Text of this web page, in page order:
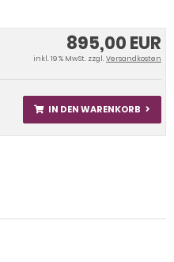
895,00 EUR
inkl. 19 % MwSt. zzgl.Versandkosten
IN DEN WARENKORB